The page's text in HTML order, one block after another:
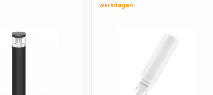
werkdagen